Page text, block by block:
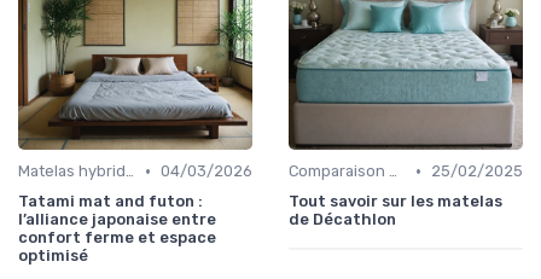
Matelas hybrides • 04/03/2026
Tatami mat and futon :
l’alliance japonaise entre
confort ferme et espace
optimisé
Comparaison par marque •
25/02/2025
Tout savoir sur les matelas
de Décathlon